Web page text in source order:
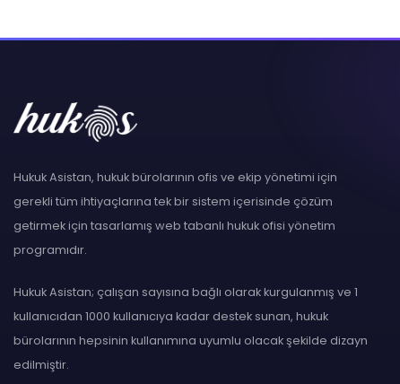
Hukuk Asistan, hukuk bürolarının ofis ve ekip yönetimi için
gerekli tüm ihtiyaçlarına tek bir sistem içerisinde çözüm
getirmek için tasarlamış web tabanlı hukuk ofisi yönetim
programıdır.
Hukuk Asistan; çalışan sayısına bağlı olarak kurgulanmış ve 1
kullanıcıdan 1000 kullanıcıya kadar destek sunan, hukuk
bürolarının hepsinin kullanımına uyumlu olacak şekilde dizayn
edilmiştir.